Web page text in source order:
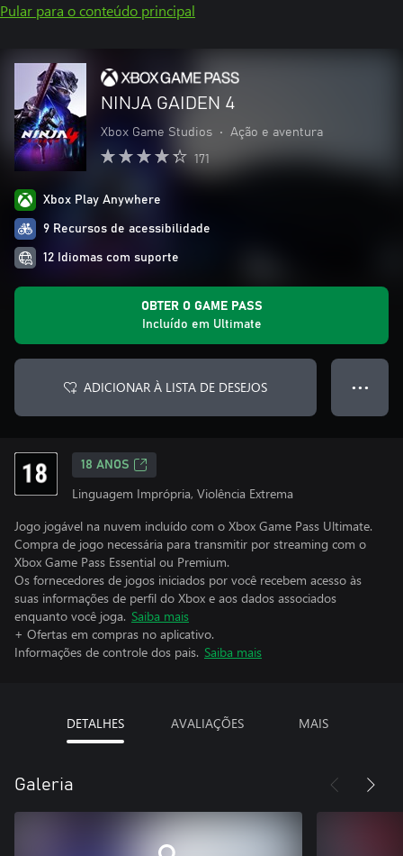
Pular para o conteúdo principal
NINJA GAIDEN 4
Xbox Game Studios • Ação e aventura
171
Xbox Play Anywhere
9 Recursos de acessibilidade
12 Idiomas com suporte
OBTER O GAME PASS
Incluído em Ultimate
ADICIONAR À LISTA DE DESEJOS ● ● ●
18 ANOS
Linguagem Imprópria, Violência Extrema
Jogo jogável na nuvem incluído com o Xbox Game Pass Ultimate.
Compra de jogo necessária para transmitir por streaming com o
Xbox Game Pass Essential ou Premium.
Os fornecedores de jogos iniciados por você recebem acesso às
suas informações de perfil do Xbox e aos dados associados
enquanto você joga. Saiba mais
+ Ofertas em compras no aplicativo.
Informações de controle dos pais. Saiba mais
DETALHES AVALIAÇÕES MAIS
Galeria